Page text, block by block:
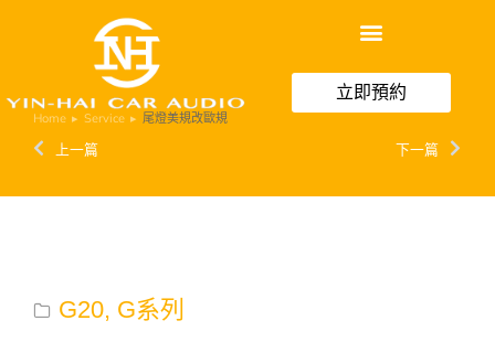
立即預約
You are here:
Home Service 尾燈美規改歐規
上一篇 下一篇
G20, G系列